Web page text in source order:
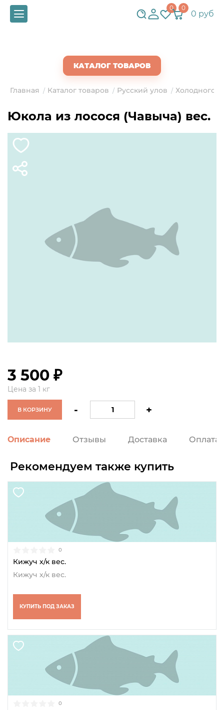
0 0
0 руб
КАТАЛОГ ТОВАРОВ
Главная / Каталог товаров / Русский улов / Холодного
Юкола из лосося (Чавыча) вес.
3 500 ₽
Цена за 1 кг
В КОРЗИНУ - +
Описание Отзывы Доставка Оплата
Рекомендуем также купить
0
Кижуч х/к вес.
Кижуч х/к вес.
КУПИТЬ ПОД ЗАКАЗ
0